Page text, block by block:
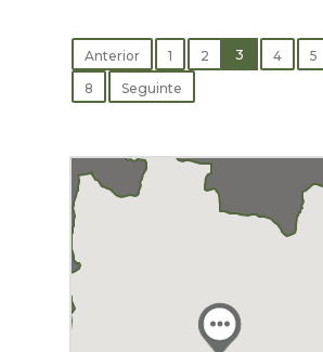
Anterior 1 2 3 4 5
8
Seguinte